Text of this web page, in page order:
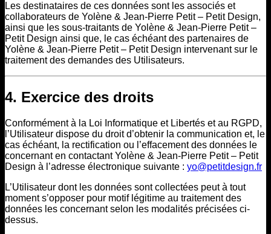
Les destinataires de ces données sont les associés et
collaborateurs de Yolène & Jean-Pierre Petit – Petit Design,
ainsi que les sous-traitants de Yolène & Jean-Pierre Petit –
Petit Design ainsi que, le cas échéant des partenaires de
Yolène & Jean-Pierre Petit – Petit Design intervenant sur le
traitement des demandes des Utilisateurs.
4. Exercice des droits
Conformément à la Loi Informatique et Libertés et au RGPD,
l’Utilisateur dispose du droit d’obtenir la communication et, le
cas échéant, la rectification ou l’effacement des données le
concernant en contactant Yolène & Jean-Pierre Petit – Petit
Design à l’adresse électronique suivante : yo@petitdesign.fr
L’Utilisateur dont les données sont collectées peut à tout
moment s’opposer pour motif légitime au traitement des
données les concernant selon les modalités précisées ci-
dessus.